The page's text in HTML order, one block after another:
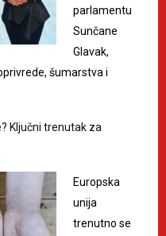
parlamentu
Sunčane
Glavak,
šumarstva i
Ključni trenutak za
Europska
unija
trenutno se